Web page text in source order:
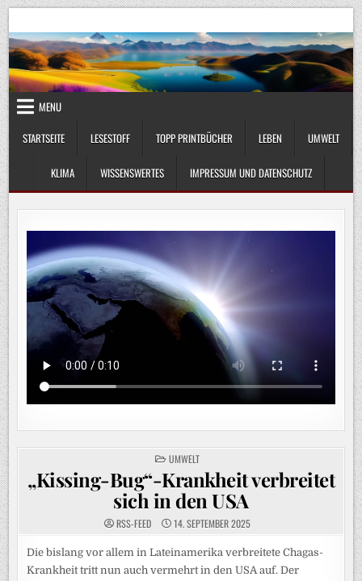
Skip
to
content
UmweltKlima.com
MENU
STARTSEITE
LESESTOFF TOPP PRINTBÜCHER LEBEN UMWELT
KLIMA WISSENSWERTES IMPRESSUM UND DATENSCHUTZ
POSTED
IN
UMWELT
„Kissing-Bug“-Krankheit verbreitet
sich in den USA
RSS-FEED 14. SEPTEMBER 2025
Die bislang vor allem in Lateinamerika verbreitete Chagas-
Krankheit tritt nun auch vermehrt in den USA auf. Der